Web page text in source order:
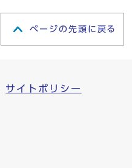
ページの先頭に戻る
サイトポリシー